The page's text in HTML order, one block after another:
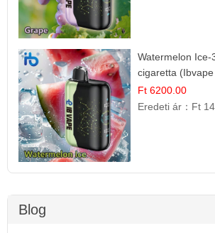
Watermelon Ice-
cigaretta
Ft 6200.00
Eredeti ár： Ft
Blog